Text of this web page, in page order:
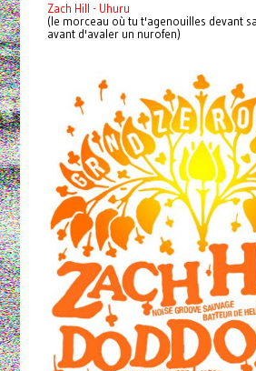
Zach Hill - Uhuru
(le morceau où tu t'agenouilles devant
avant d'avaler un nurofen)